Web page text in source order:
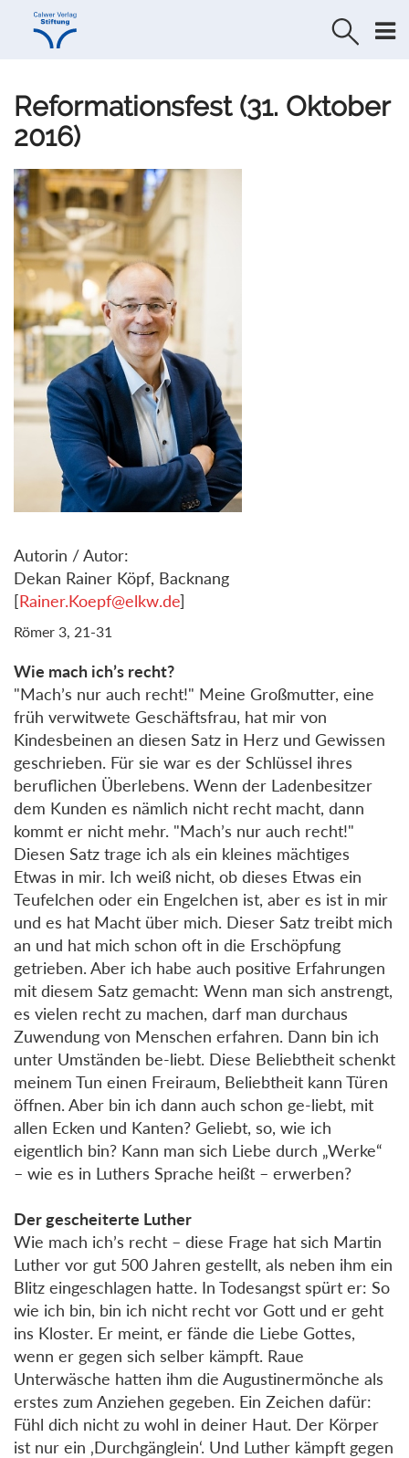
Direkt
Direkt
Reformationsfest (31. Oktober
2016)
Autorin / Autor:
Dekan Rainer Köpf, Backnang
[Rainer.Koepf@elkw.de]
Römer 3, 21-31
Wie mach ich’s recht?
"Mach’s nur auch recht!" Meine Großmutter, eine
früh verwitwete Geschäftsfrau, hat mir von
Kindesbeinen an diesen Satz in Herz und Gewissen
geschrieben. Für sie war es der Schlüssel ihres
beruflichen Überlebens. Wenn der Ladenbesitzer
dem Kunden es nämlich nicht recht macht, dann
kommt er nicht mehr. "Mach’s nur auch recht!"
Diesen Satz trage ich als ein kleines mächtiges
Etwas in mir. Ich weiß nicht, ob dieses Etwas ein
Teufelchen oder ein Engelchen ist, aber es ist in mir
und es hat Macht über mich. Dieser Satz treibt mich
an und hat mich schon oft in die Erschöpfung
getrieben. Aber ich habe auch positive Erfahrungen
mit diesem Satz gemacht: Wenn man sich anstrengt,
es vielen recht zu machen, darf man durchaus
Zuwendung von Menschen erfahren. Dann bin ich
unter Umständen be-liebt. Diese Beliebtheit schenkt
meinem Tun einen Freiraum, Beliebtheit kann Türen
öffnen. Aber bin ich dann auch schon ge-liebt, mit
allen Ecken und Kanten? Geliebt, so, wie ich
eigentlich bin? Kann man sich Liebe durch „Werke“
– wie es in Luthers Sprache heißt – erwerben?
Der gescheiterte Luther
Wie mach ich’s recht – diese Frage hat sich Martin
Luther vor gut 500 Jahren gestellt, als neben ihm ein
Blitz eingeschlagen hatte. In Todesangst spürt er: So
wie ich bin, bin ich nicht recht vor Gott und er geht
ins Kloster. Er meint, er fände die Liebe Gottes,
wenn er gegen sich selber kämpft. Raue
Unterwäsche hatten ihm die Augustinermönche als
erstes zum Anziehen gegeben. Ein Zeichen dafür:
Fühl dich nicht zu wohl in deiner Haut. Der Körper
ist nur ein ‚Durchgänglein‘. Und Luther kämpft gegen